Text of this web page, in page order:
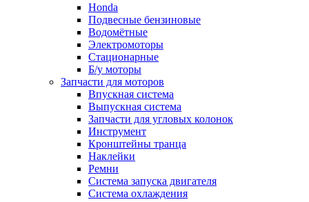
Honda
Подвесные бензиновые
Водомётные
Электромоторы
Стационарные
Б/у моторы
Запчасти для моторов
Впускная система
Выпускная система
Запчасти для угловых колонок
Инструмент
Кронштейны транца
Наклейки
Ремни
Система запуска двигателя
Система охлаждения